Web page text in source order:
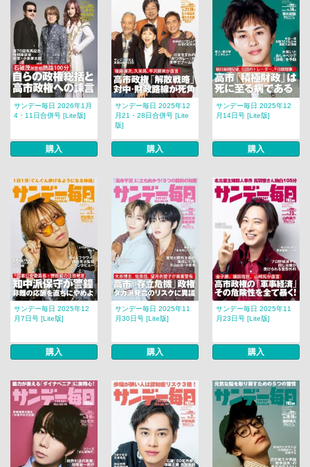
サンデー毎日 2026年1月
4・11日合併号 [Lite版]
購入
サンデー毎日 2025年12
月21・28日合併号 [Lite
版]
購入
サンデー毎日 2025年12
月14日号 [Lite版]
購入
サンデー毎日 2025年12
月7日号 [Lite版]
購入
サンデー毎日 2025年11
月30日号 [Lite版]
購入
サンデー毎日 2025年11
月23日号 [Lite版]
購入